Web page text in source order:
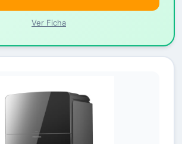
Ver Ficha